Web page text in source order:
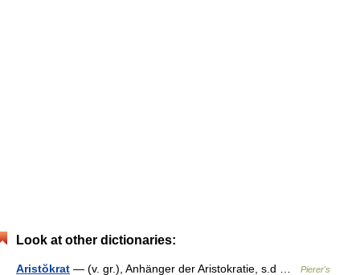
Look at other dictionaries:
Aristŏkrat — (v. gr.), Anhänger der Aristokratie, s.d …
Pierer's